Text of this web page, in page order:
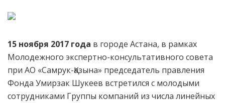
15 ноября 2017 года в городе Астана, в рамках
Молодежного экспертно-консультативного совета
при АО «Самрук-Қазына» председатель правления
Фонда Умирзак Шукеев встретился с молодыми
сотрудниками Группы компаний из числа линейных